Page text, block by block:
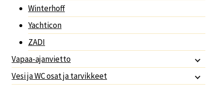
Winterhoff
Yachticon
ZADI
Vapaa-ajanvietto
Vesi ja WC osat ja tarvikkeet